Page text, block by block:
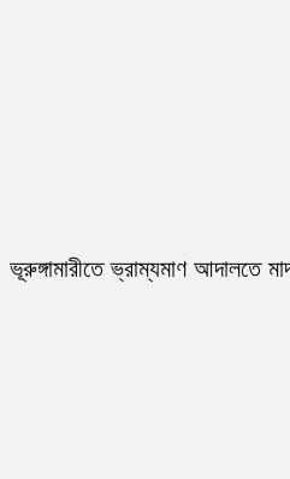
ভূরুঙ্গামারীতে ভ্রাম্যমাণ আদালতে